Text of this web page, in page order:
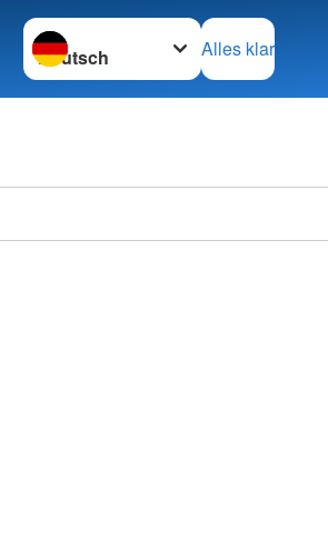
Sprache wechseln zu
Alles klar